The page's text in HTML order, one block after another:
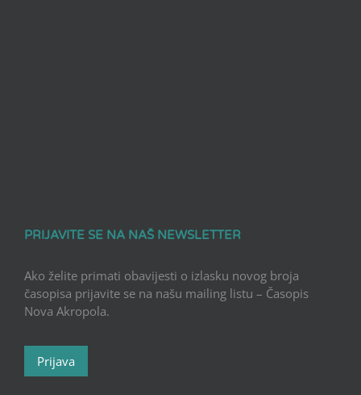
PRIJAVITE SE NA NAŠ NEWSLETTER
Ako želite primati obavijesti o izlasku novog broja
časopisa prijavite se na našu mailing listu – Časopis
Nova Akropola.
Prijava